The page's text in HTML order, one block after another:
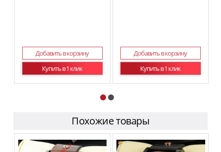
Добавить в корзину
Купить в 1 клик
Добавить в корзину
Купить в 1 клик
Похожие товары